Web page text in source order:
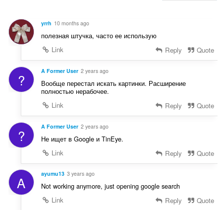
yrrh 10 months ago
полезная штучка, часто ее использую
Link
Reply Quote
? A Former User 2 years ago
Вообще перестал искать картинки. Расширение
полностью нерабочее.
Link
Reply Quote
? A Former User 2 years ago
Не ищет в Google и TinEye.
Link
Reply Quote
A ayumu13 3 years ago
Not working anymore, just opening google search
Link
Reply Quote